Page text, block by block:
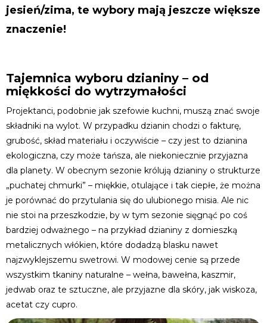
jesień/zima, te wybory mają jeszcze większe
znaczenie!
Tajemnica wyboru dzianiny – od
miękkości do wytrzymałości
Projektanci, podobnie jak szefowie kuchni, muszą znać swoje
składniki na wylot. W przypadku dzianin chodzi o fakturę,
grubość, skład materiału i oczywiście – czy jest to dzianina
ekologiczna, czy może tańsza, ale niekoniecznie przyjazna
dla planety. W obecnym sezonie królują dzianiny o strukturze
„puchatej chmurki” – miękkie, otulające i tak ciepłe, że można
je porównać do przytulania się do ulubionego misia. Ale nic
nie stoi na przeszkodzie, by w tym sezonie sięgnąć po coś
bardziej odważnego – na przykład dzianiny z domieszką
metalicznych włókien, które dodadzą blasku nawet
najzwyklejszemu swetrowi. W modowej cenie są przede
wszystkim tkaniny naturalne – wełna, bawełna, kaszmir,
jedwab oraz te sztuczne, ale przyjazne dla skóry, jak wiskoza,
acetat czy cupro.